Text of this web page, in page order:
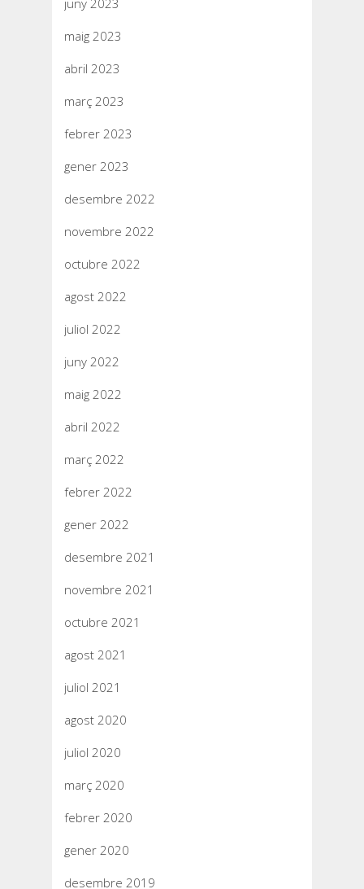
juny 2023
maig 2023
abril 2023
març 2023
febrer 2023
gener 2023
desembre 2022
novembre 2022
octubre 2022
agost 2022
juliol 2022
juny 2022
maig 2022
abril 2022
març 2022
febrer 2022
gener 2022
desembre 2021
novembre 2021
octubre 2021
agost 2021
juliol 2021
agost 2020
juliol 2020
març 2020
febrer 2020
gener 2020
desembre 2019